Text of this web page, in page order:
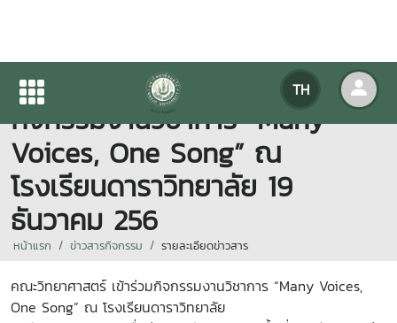
TH
คณะวิทยาศาสตร์ เข้าร่วม
กิจกรรมงานวิชาการ “Many
Voices, One Song” ณ
โรงเรียนดาราวิทยาลัย 19
ธันวาคม 256
หน้าแรก ข่าวสารกิจกรรม รายละเอียดข่าวสาร
คณะวิทยาศาสตร์ เข้าร่วมกิจกรรมงานวิชาการ “Many Voices,
One Song” ณ โรงเรียนดาราวิทยาลัย